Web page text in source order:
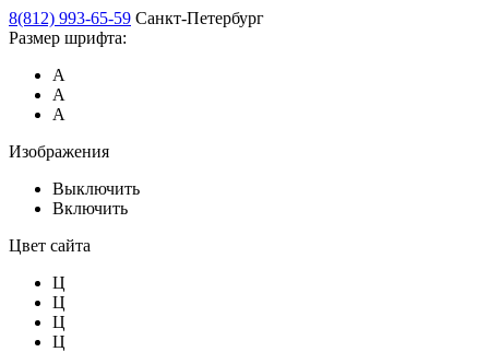
8(812) 993-65-59 Санкт-Петербург
Размер шрифта:
А
А
А
Изображения
Выключить
Включить
Цвет сайта
Ц
Ц
Ц
Ц